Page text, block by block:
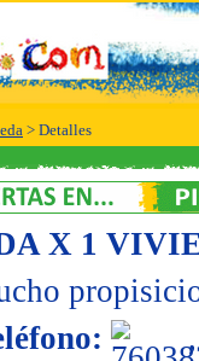
> Detalles
X 1